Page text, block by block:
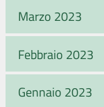
Marzo 2023
Febbraio 2023
Gennaio 2023